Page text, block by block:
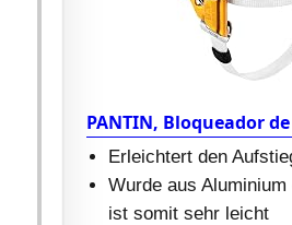
PANTIN, Bloqueador
Erleichtert den
Wurde aus
ist somit sehr leicht